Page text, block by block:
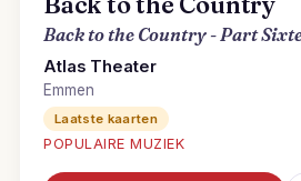
Back to the Country - Part
Atlas Theater
Emmen
Laatste kaarten
POPULAIRE MUZIEK